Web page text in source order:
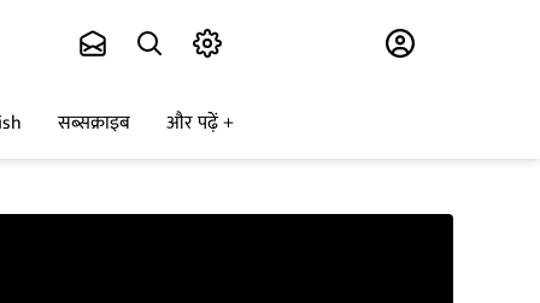
सब्सक्राइब और पढ़ें